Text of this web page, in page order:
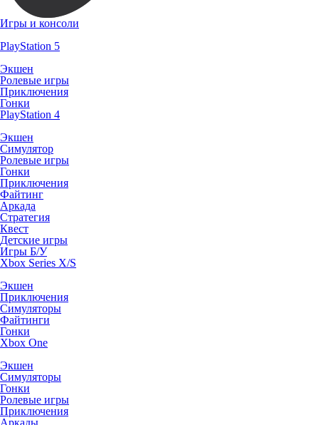
Игры и консоли
PlayStation 5
Экшен
Ролевые игры
Приключения
Гонки
PlayStation 4
Экшен
Симулятор
Ролевые игры
Гонки
Приключения
Файтинг
Аркада
Стратегия
Квест
Детские игры
Игры Б/У
Xbox Series X/S
Экшен
Приключения
Симуляторы
Файтинги
Гонки
Xbox One
Экшен
Симуляторы
Гонки
Ролевые игры
Приключения
Аркады